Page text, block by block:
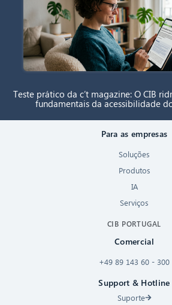
Teste prático da c’t magazine: O CIB
fundamentais da acessibilidade
Para as empresas
Soluções
Produtos
IA
Serviços
CIB PORTUGAL
Comercial
+49 89 143 60 - 300
Support & Hotline
Suporte